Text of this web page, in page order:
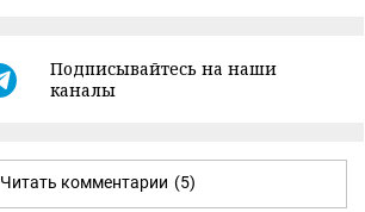
Подписывайтесь на наши
каналы
Читать комментарии (5)